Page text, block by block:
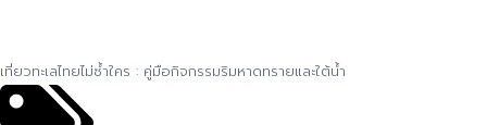
เที่ยวทะเลไทยไม่ซ้ำใคร : คู่มือกิจกรรมริมหาดทรายและใต้น้ำ